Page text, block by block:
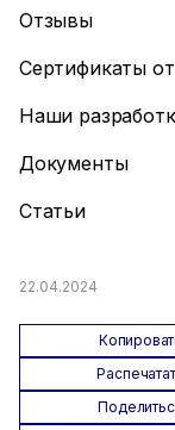
Отзывы
Сертификаты
Наши
Документы
Статьи
22.04.2024